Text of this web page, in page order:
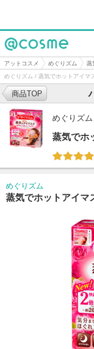
@cosme
アットコスメ めぐりズム 蒸
めぐりズム / 蒸気でホットアイマ
商品TOP
めぐりズム
蒸気でホ
めぐりズム
蒸気でホットアイマ